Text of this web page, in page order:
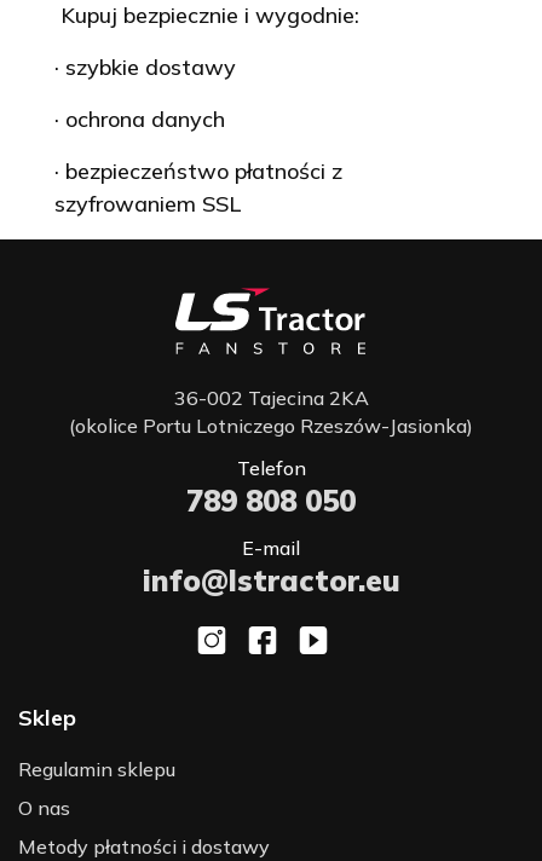
Kupuj bezpiecznie i wygodnie:
· szybkie dostawy
· ochrona danych
· bezpieczeństwo płatności z
szyfrowaniem SSL
36-002 Tajecina 2KA
(okolice Portu Lotniczego Rzeszów-Jasionka)
Telefon
789 808 050
E-mail
info@lstractor.eu
Sklep
Regulamin sklepu
O nas
Metody płatności i dostawy